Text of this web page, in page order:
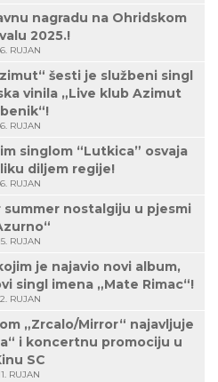
nagradu na Ohridskom
2025.!
RUJAN
šesti je službeni singl
vinila „Live klub Azimut
RUJAN
singlom “Lutkica” osvaja
diljem regije!
RUJAN
nostalgiju u pjesmi
RUJAN
je najavio novi album,
singl imena „Mate Rimac“!
RUJAN
„Zrcalo/Mirror“ najavljuje
i koncertnu promociju u
SC
RUJAN